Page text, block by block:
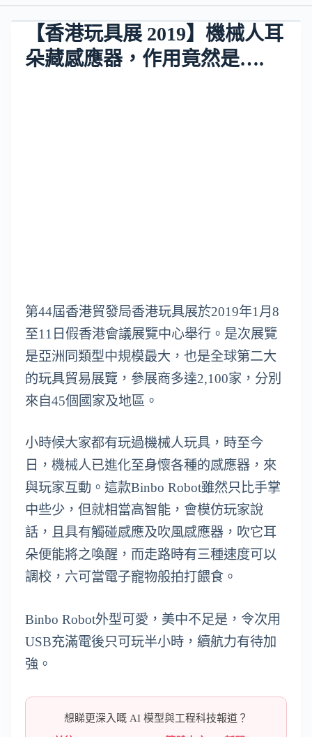
【香港玩具展 2019】機械人耳
朵藏感應器，作用竟然是….
第44屆香港貿發局香港玩具展於2019年1月8
至11日假香港會議展覽中心舉行。是次展覽
是亞洲同類型中規模最大，也是全球第二大
的玩具貿易展覽，參展商多達2,100家，分別
來自45個國家及地區。
小時候大家都有玩過機械人玩具，時至今
日，機械人已進化至身懷各種的感應器，來
與玩家互動。這款Binbo Robot雖然只比手掌
中些少，但就相當高智能，會模仿玩家說
話，且具有觸碰感應及吹風感應器，吹它耳
朵便能將之喚醒，而走路時有三種速度可以
調校，六可當電子寵物般拍打餵食。
Binbo Robot外型可愛，美中不足是，令次用
USB充滿電後只可玩半小時，續航力有待加
強。
想睇更深入嘅 AI 模型與工程科技報道？